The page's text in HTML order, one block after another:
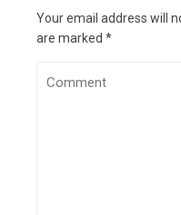
Your email address will
are marked *